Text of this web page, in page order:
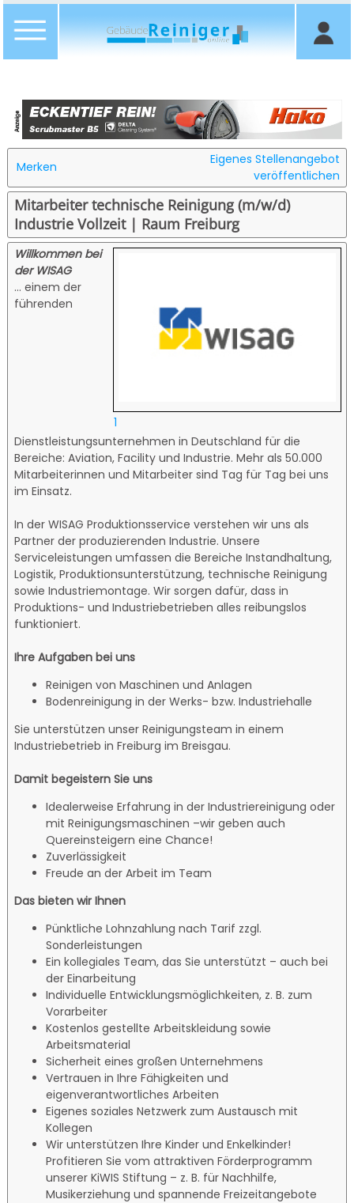
Merken
Eigenes Stellenangebot
veröffentlichen
Mitarbeiter technische Reinigung (m/w/d)
Industrie Vollzeit | Raum Freiburg
1
Willkommen bei
der WISAG
… einem der
führenden
Dienstleistungsunternehmen in Deutschland für die
Bereiche: Aviation, Facility und Industrie. Mehr als 50.000
Mitarbeiterinnen und Mitarbeiter sind Tag für Tag bei uns
im Einsatz.
In der WISAG Produktionsservice verstehen wir uns als
Partner der produzierenden Industrie. Unsere
Serviceleistungen umfassen die Bereiche Instandhaltung,
Logistik, Produktionsunterstützung, technische Reinigung
sowie Industriemontage. Wir sorgen dafür, dass in
Produktions- und Industriebetrieben alles reibungslos
funktioniert.
Ihre Aufgaben bei uns
Reinigen von Maschinen und Anlagen
Bodenreinigung in der Werks- bzw. Industriehalle
Sie unterstützen unser Reinigungsteam in einem
Industriebetrieb in Freiburg im Breisgau.
Damit begeistern Sie uns
Idealerweise Erfahrung in der Industriereinigung oder
mit Reinigungsmaschinen –wir geben auch
Quereinsteigern eine Chance!
Zuverlässigkeit
Freude an der Arbeit im Team
Das bieten wir Ihnen
Pünktliche Lohnzahlung nach Tarif zzgl.
Sonderleistungen
Ein kollegiales Team, das Sie unterstützt – auch bei
der Einarbeitung
Individuelle Entwicklungsmöglichkeiten, z. B. zum
Vorarbeiter
Kostenlos gestellte Arbeitskleidung sowie
Arbeitsmaterial
Sicherheit eines großen Unternehmens
Vertrauen in Ihre Fähigkeiten und
eigenverantwortliches Arbeiten
Eigenes soziales Netzwerk zum Austausch mit
Kollegen
Wir unterstützen Ihre Kinder und Enkelkinder!
Profitieren Sie vom attraktiven Förderprogramm
unserer KiWIS Stiftung – z. B. für Nachhilfe,
Musikerziehung und spannende Freizeitangebote